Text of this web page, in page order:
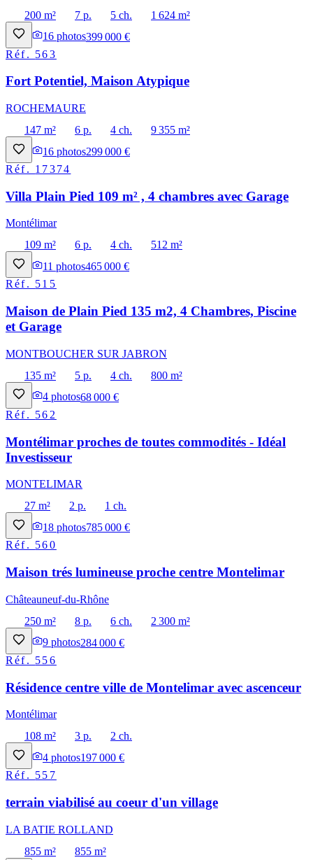
200 m²
7 p. 5 ch.
1 624 m²
16 photos399 000 €
Réf. 563
Fort Potentiel, Maison Atypique
ROCHEMAURE
147 m²
6 p. 4 ch.
9 355 m²
16 photos299 000 €
Réf. 17374
Villa Plain Pied 109 m² , 4 chambres avec Garage
Montélimar
109 m²
6 p. 4 ch.
512 m²
11 photos465 000 €
Réf. 515
Maison de Plain Pied 135 m2, 4 Chambres, Piscine
et Garage
MONTBOUCHER SUR JABRON
135 m²
5 p. 4 ch.
800 m²
4 photos68 000 €
Réf. 562
Montélimar proches de toutes commodités - Idéal
Investisseur
MONTELIMAR
27 m²
2 p.
1 ch.
18 photos785 000 €
Réf. 560
Maison trés lumineuse proche centre Montelimar
Châteauneuf-du-Rhône
250 m²
8 p. 6 ch.
2 300 m²
9 photos284 000 €
Réf. 556
Résidence centre ville de Montelimar avec ascenceur
Montélimar
108 m²
3 p.
2 ch.
4 photos197 000 €
Réf. 557
terrain viabilisé au coeur d'un village
LA BATIE ROLLAND
855 m²
855 m²